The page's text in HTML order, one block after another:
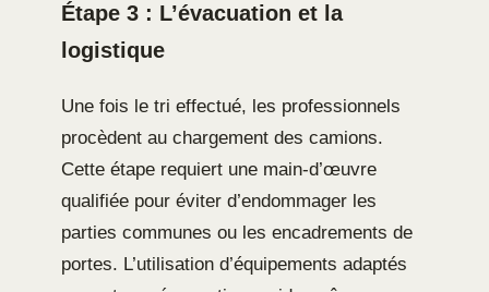
Étape 3 : L’évacuation et la
logistique
Une fois le tri effectué, les professionnels
procèdent au chargement des camions.
Cette étape requiert une main-d’œuvre
qualifiée pour éviter d’endommager les
parties communes ou les encadrements de
portes. L’utilisation d’équipements adaptés